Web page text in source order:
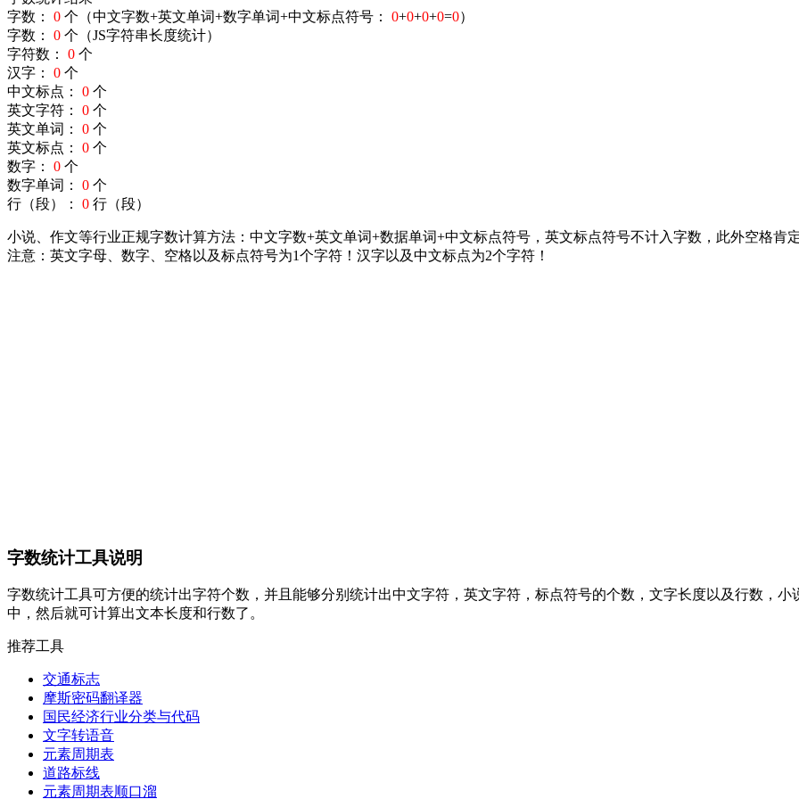
字数： 0 个（中文字数+英文单词+数字单词+中文标点符号： 0+0+0+0=0）
字数： 0 个（JS字符串长度统计）
字符数： 0 个
汉字： 0 个
中文标点： 0 个
英文字符： 0 个
英文单词： 0 个
英文标点： 0 个
数字： 0 个
数字单词： 0 个
行（段）： 0 行（段）
小说、作文等行业正规字数计算方法：中文字数+英文单词+数据单词+中文标点符号，英文标点符号不计入字数，此外空格肯
注意：英文字母、数字、空格以及标点符号为1个字符！汉字以及中文标点为2个字符！
字数统计工具说明
字数统计工具可方便的统计出字符个数，并且能够分别统计出中文字符，英文字符，标点符号的个数，文字长度以及行数，
中，然后就可计算出文本长度和行数了。
推荐工具
交通标志
摩斯密码翻译器
国民经济行业分类与代码
文字转语音
元素周期表
道路标线
元素周期表顺口溜